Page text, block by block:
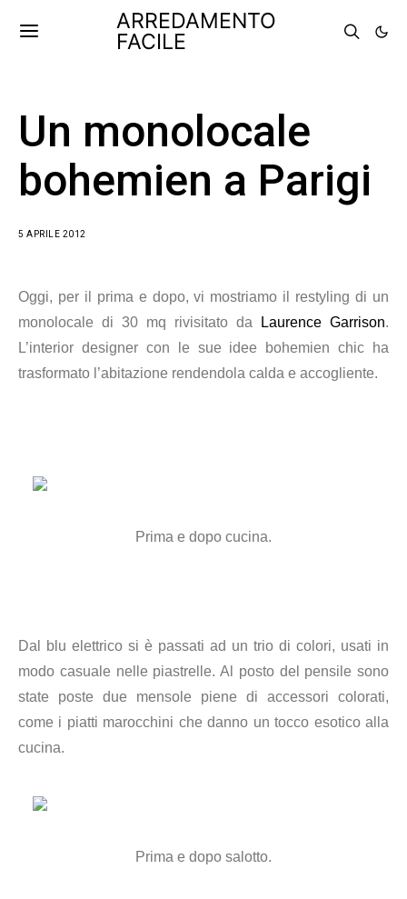
ARREDAMENTO
FACILE
Un monolocale
bohemien a Parigi
5 APRILE 2012
Oggi, per il prima e dopo, vi mostriamo il restyling di un
monolocale di 30 mq rivisitato da
Laurence Garrison.
L’interior designer con le sue idee bohemien chic ha
trasformato l’abitazione rendendola calda e accogliente.
Prima e dopo cucina.
Dal blu elettrico si è passati ad un trio di colori, usati in
modo casuale nelle piastrelle. Al posto del pensile sono
state poste due mensole piene di accessori colorati,
come i piatti marocchini che danno un tocco esotico alla
cucina.
Prima e dopo salotto.